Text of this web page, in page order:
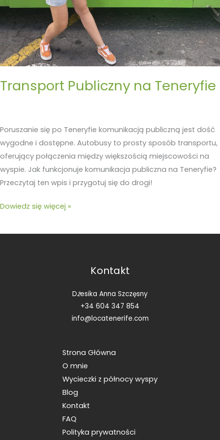
Transport Publiczny na Teneryfie
Poruszanie się po Teneryfie komunikacją publiczną jest dość
wygodne i dostępne. Autobusy to prosty sposób transportu,
oferujący połączenia między większością miejscowości na
wyspie. Jak funkcjonuje komunikacja publiczna na Teneryfie?
Przeczytaj ten wpis i przygotuj się do drogi!
Dowiedz się więcej »
Kontakt
Dżesika Anna Szczęsny
+34 604 347 854
info@locatenerife.com
Strona Główna
O mnie
Wycieczki z północy wyspy
Blog
Kontakt
FAQ
Polityka prywatności